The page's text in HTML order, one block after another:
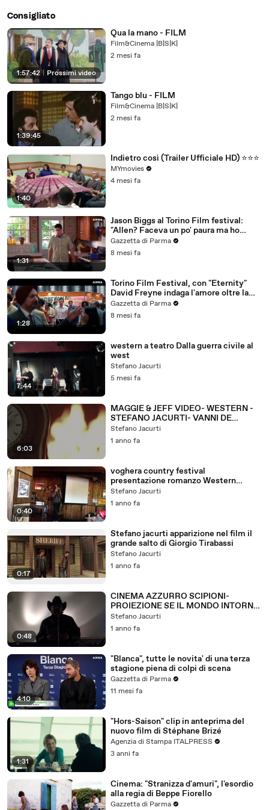
Consigliato
1:57:42 | Prossimi video
Qua la mano - FILM
Film&Cinema |B|S|K|
2 mesi fa
1:39:45
Tango blu - FILM
Film&Cinema |B|S|K|
2 mesi fa
1:40
Indietro così (Trailer Ufficiale HD) ⭐️⭐️⭐️
MYmovies
4 mesi fa
1:31
Jason Biggs al Torino Film festival:
"Allen? Faceva un po' paura ma ho
iparato ad apprezzarne l'onesta'"
Gazzetta di Parma
8 mesi fa
1:28
Torino Film Festival, con "Eternity"
David Freyne indaga l'amore oltre la
vita
Gazzetta di Parma
8 mesi fa
7:44
western a teatro Dalla guerra civile al
west
Stefano Jacurti
5 mesi fa
6:03
MAGGIE & JEFF VIDEO- WESTERN -
STEFANO JACURTI- VANNI DE
SIMONI- CHIARA BORGNA
Stefano Jacurti
1 anno fa
0:40
voghera country festival
presentazione romanzo Western
Bastardi per stirpe
Stefano Jacurti
1 anno fa
0:17
Stefano jacurti apparizione nel film il
grande salto di Giorgio Tirabassi
Stefano Jacurti
1 anno fa
0:48
CINEMA AZZURRO SCIPIONI-
PROIEZIONE SE IL MONDO INTORNO
CREPA- WESTERN
Stefano Jacurti
1 anno fa
4:10
"Blanca", tutte le novita' di una terza
stagione piena di colpi di scena
Gazzetta di Parma
11 mesi fa
1:31
"Hors-Saison" clip in anteprima del
nuovo film di Stéphane Brizé
Agenzia di Stampa ITALPRESS
3 anni fa
Cinema: "Stranizza d'amuri", l'esordio
alla regia di Beppe Fiorello
Gazzetta di Parma